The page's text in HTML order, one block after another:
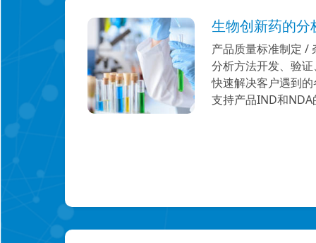
生物创新药的分
产品质量标准制定 /
分析方法开发、验
快速解决客户遇到
支持产品IND和